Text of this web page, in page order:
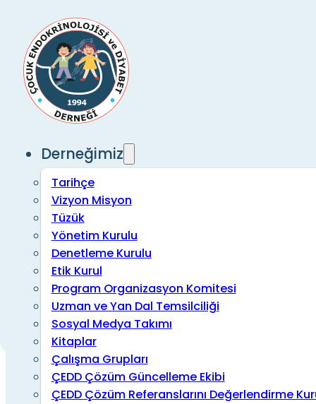
Derneğimiz
Tarihçe
Vizyon Misyon
Tüzük
Yönetim Kurulu
Denetleme Kurulu
Etik Kurul
Program Organizasyon Komitesi
Uzman ve Yan Dal Temsilciliği
Sosyal Medya Takımı
Kitaplar
Çalışma Grupları
ÇEDD Çözüm Güncelleme Ekibi
ÇEDD Çözüm Referanslarını Değerlendirme